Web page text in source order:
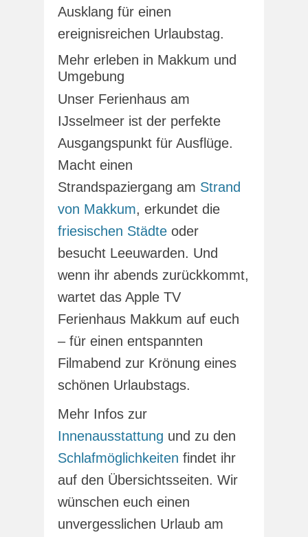
Ausklang für einen
ereignisreichen Urlaubstag.
Mehr erleben in Makkum und
Umgebung
Unser Ferienhaus am
IJsselmeer ist der perfekte
Ausgangspunkt für Ausflüge.
Macht einen
Strandspaziergang am Strand
von Makkum, erkundet die
friesischen Städte oder
besucht Leeuwarden. Und
wenn ihr abends zurückkommt,
wartet das Apple TV
Ferienhaus Makkum auf euch
– für einen entspannten
Filmabend zur Krönung eines
schönen Urlaubstags.
Mehr Infos zur
Innenausstattung und zu den
Schlafmöglichkeiten findet ihr
auf den Übersichtsseiten. Wir
wünschen euch einen
unvergesslichen Urlaub am